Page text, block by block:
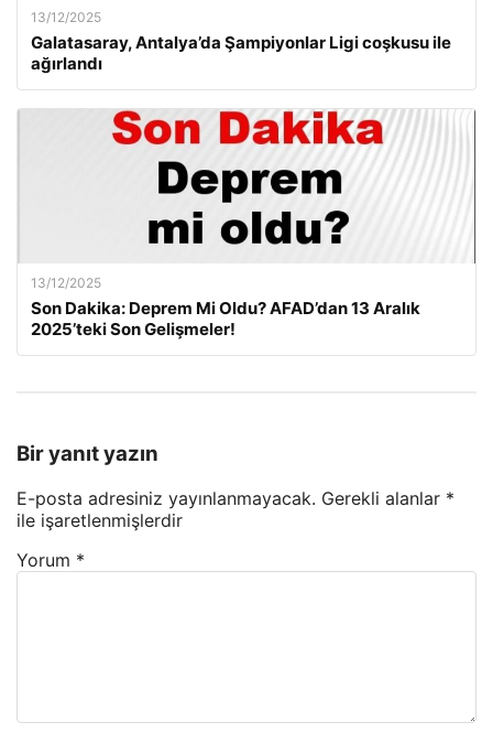
13/12/2025
Galatasaray, Antalya’da Şampiyonlar Ligi coşkusu ile
ağırlandı
13/12/2025
Son Dakika: Deprem Mi Oldu? AFAD’dan 13 Aralık
2025’teki Son Gelişmeler!
Bir yanıt yazın
E-posta adresiniz yayınlanmayacak. Gerekli alanlar *
ile işaretlenmişlerdir
Yorum *